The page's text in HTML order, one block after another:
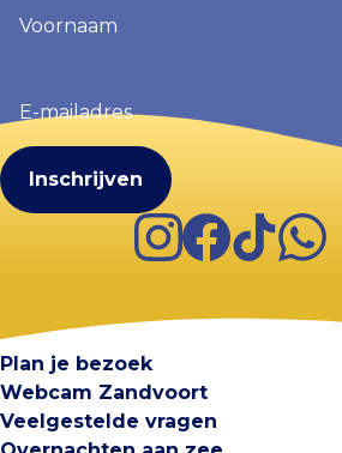
(Vereist)
mailadres
(Vereist)
InstagramFacebook
TikTok
Plan je bezoek
Webcam Zandvoort
Veelgestelde vragen